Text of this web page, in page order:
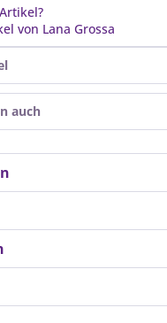
von Lana Grossa
auch